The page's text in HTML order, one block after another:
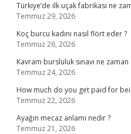
Türkiye’de ilk uçak fabrikası ne
Temmuz 29, 2026
Koç burcu kadını nasıl flört eder ?
Temmuz 26, 2026
Kavram bursluluk sınavı ne zaman
Temmuz 24, 2026
How much do you get paid for
Temmuz 22, 2026
Ayağın mecaz anlamı nedir ?
Temmuz 21, 2026